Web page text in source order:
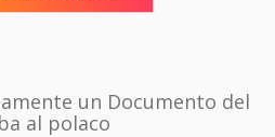
un Documento del
al polaco